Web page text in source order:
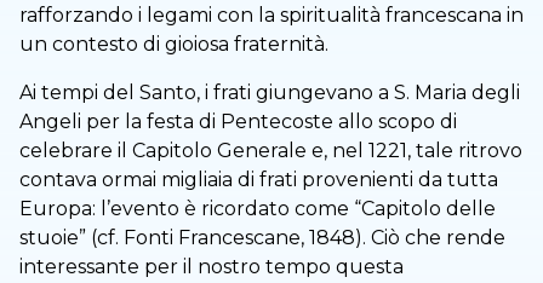
rafforzando i legami con la spiritualità francescana in
un contesto di gioiosa fraternità.
Ai tempi del Santo, i frati giungevano a S. Maria degli
Angeli per la festa di Pentecoste allo scopo di
celebrare il Capitolo Generale e, nel 1221, tale ritrovo
contava ormai migliaia di frati provenienti da tutta
Europa: l’evento è ricordato come “Capitolo delle
stuoie” (cf. Fonti Francescane, 1848). Ciò che rende
interessante per il nostro tempo questa